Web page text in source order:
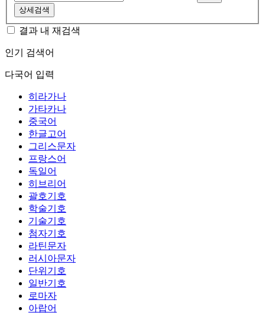
상세검색
결과 내 재검색
인기 검색어
다국어 입력
히라가나
가타카나
중국어
한글고어
그리스문자
프랑스어
독일어
히브리어
괄호기호
학술기호
기술기호
첨자기호
라틴문자
러시아문자
단위기호
일반기호
로마자
아랍어